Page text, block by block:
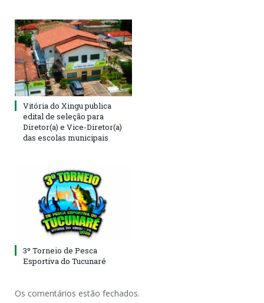
Vitória do Xingu publica
edital de seleção para
Diretor(a) e Vice-Diretor(a)
das escolas municipais
3º Torneio de Pesca
Esportiva do Tucunaré
Os comentários estão fechados.